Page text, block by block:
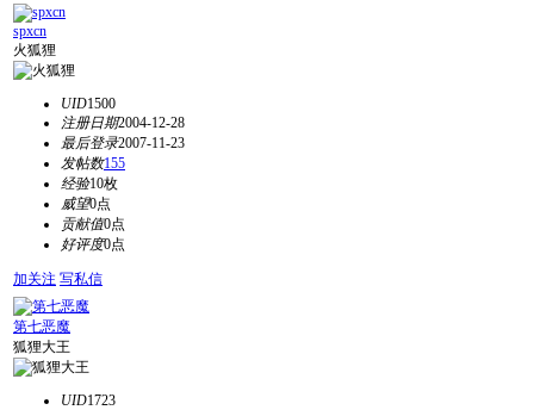
spxcn
火狐狸
UID1500
注册日期2004-12-28
最后登录2007-11-23
发帖数155
经验10枚
威望0点
贡献值0点
好评度0点
加关注 写私信
第七恶魔
狐狸大王
UID1723